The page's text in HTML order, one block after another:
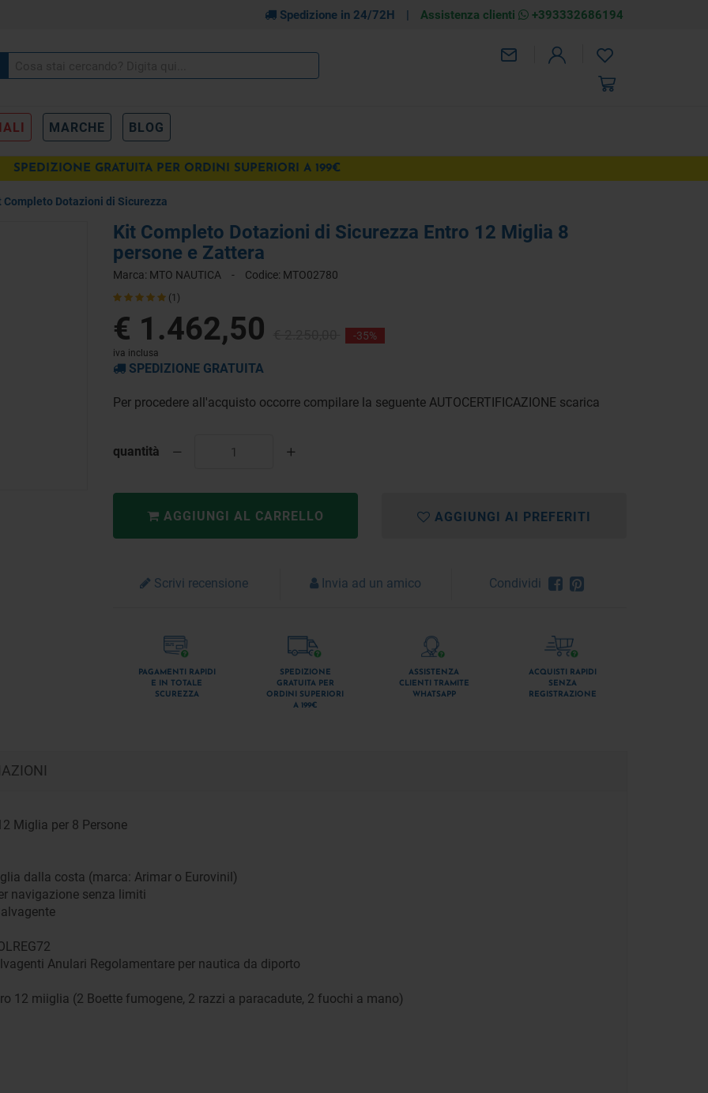
Spedizione in 24/72H | Assistenza clienti +393332686194
MARCHE BLOG
SPEDIZIONE GRATUITA PER ORDINI SUPERIORI A 199€
12 Miglia 8 persone e Zattera
-35%
Completo Dotazioni di Sicurezza
Kit Completo Dotazioni di Sicurezza Entro 12 Miglia 8
persone e Zattera
Marca: MTO NAUTICA - Codice: MTO02780
(1)
€ 1.462,50 -35%
iva inclusa
SPEDIZIONE GRATUITA
Per procedere all'acquisto occorre compilare la seguente AUTOCERTIFICAZIONE scarica
quantità
AGGIUNGI AL CARRELLO AGGIUNGI AI PREFERITI
Scrivi recensione Invia ad un amico Condividi
PAGAMENTI RAPIDI
E IN TOTALE
SCUREZZA
SPEDIZIONE
GRATUITA PER
ORDINI SUPERIORI
A 199€
ASSISTENZA
CLIENTI TRAMITE
WHATSAPP
ACQUISTI RAPIDI
SENZA
REGISTRAZIONE
Miglia per 8 Persone
dalla costa (marca: Arimar o Eurovinil)
navigazione senza limiti
Anulari Regolamentare per nautica da diporto
12 miiglia (2 Boette fumogene, 2 razzi a paracadute, 2 fuochi a mano)